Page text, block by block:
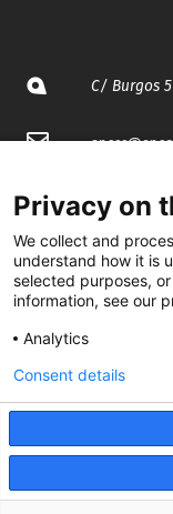
C/ Burgos
spccc@
935 120 481
cgtcatalunya
CGTCatalunya
Privacy on
We collect and
understand how it is
selected purposes,
information, see our
Analytics
Consent details